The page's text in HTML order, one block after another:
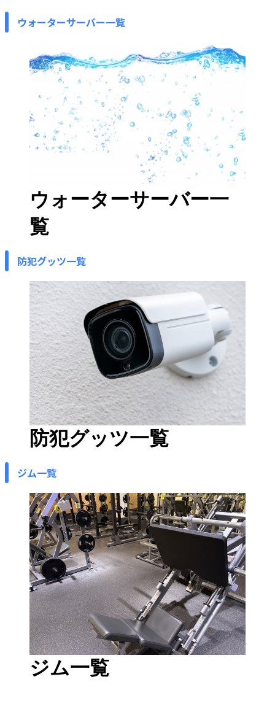
ウォーターサーバー一覧
ウォーターサーバー一
覧
防犯グッツ一覧
防犯グッツ一覧
ジム一覧
ジム一覧